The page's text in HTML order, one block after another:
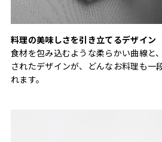
料理の美味しさを引き立てるデザイン
食材を包み込むような柔らかい曲線と
されたデザインが、どんなお料理も一
れます。